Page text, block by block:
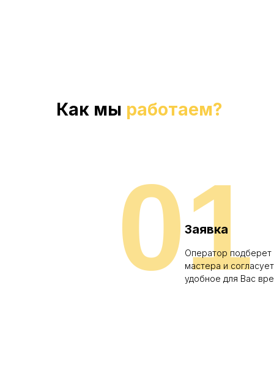
Как мы работаем?
Заявка
Оператор
мастера и согласует
удобное для Вас
01